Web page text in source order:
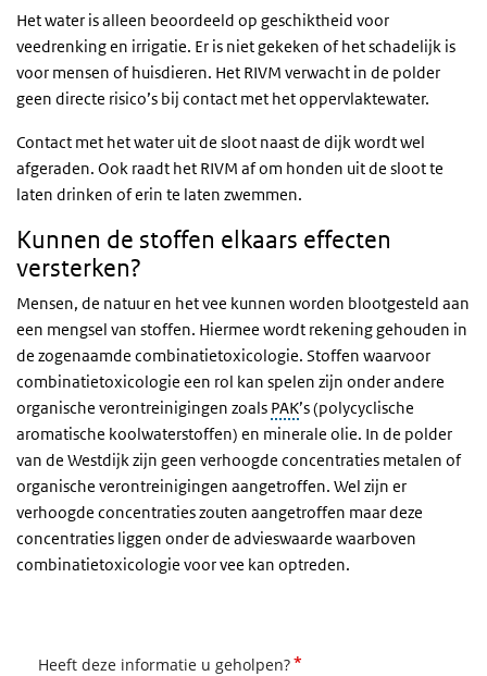
Het water is alleen beoordeeld op geschiktheid voor
veedrenking en irrigatie. Er is niet gekeken of het schadelijk is
voor mensen of huisdieren. Het RIVM verwacht in de polder
geen directe risico’s bij contact met het oppervlaktewater.
Contact met het water uit de sloot naast de dijk wordt wel
afgeraden. Ook raadt het RIVM af om honden uit de sloot te
laten drinken of erin te laten zwemmen.
Kunnen de stoffen elkaars effecten
versterken?
Mensen, de natuur en het vee kunnen worden blootgesteld aan
een mengsel van stoffen. Hiermee wordt rekening gehouden in
de zogenaamde combinatietoxicologie. Stoffen waarvoor
combinatietoxicologie een rol kan spelen zijn onder andere
organische verontreinigingen zoals PAK’s (polycyclische
aromatische koolwaterstoffen) en minerale olie. In de polder
van de Westdijk zijn geen verhoogde concentraties metalen of
organische verontreinigingen aangetroffen. Wel zijn er
verhoogde concentraties zouten aangetroffen maar deze
concentraties liggen onder de advieswaarde waarboven
combinatietoxicologie voor vee kan optreden.
Heeft deze informatie u geholpen?*